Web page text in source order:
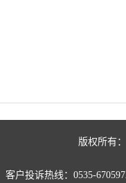
版权所有
客户投诉热线：0535-